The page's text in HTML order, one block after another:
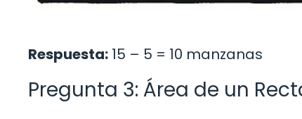
Respuesta: 15 – 5 = 10 manzanas
Pregunta 3: Área de un